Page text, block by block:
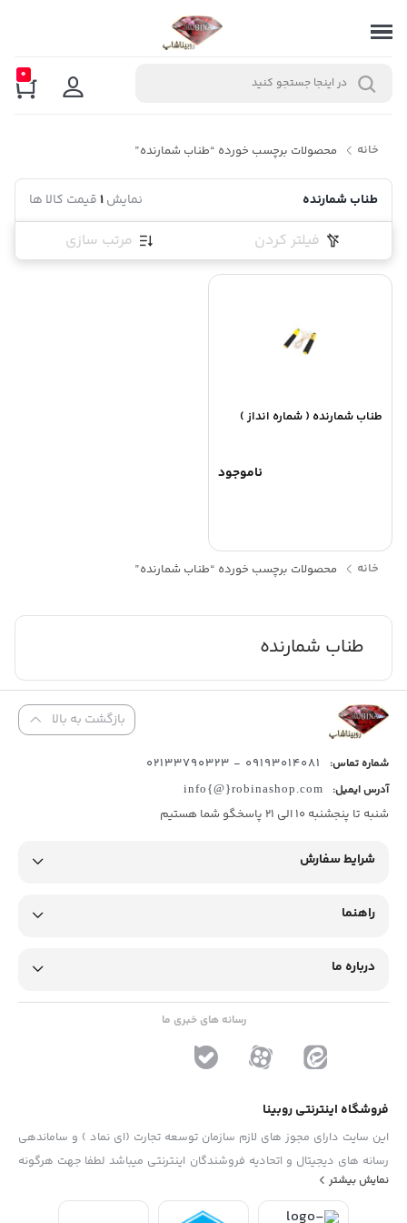
0
خانه محصولات برچسب خورده “طناب شمارنده”
طناب شمارنده نمایش1قیمت کالا ها
فیلتر کردن مرتب سازی
طناب شمارنده ( شماره انداز )
ناموجود
خانه محصولات برچسب خورده “طناب شمارنده”
طناب شمارنده
بازگشت به بالا
شماره تماس: 09193014081 - 02133790323
آدرس ایمیل: info{@}robinashop.com
شنبه تا پنجشنبه 10 الی 21 پاسخگو شما هستیم
شرایط سفارش
راهنما
درباره ما
رسانه های خبری ما
فروشگاه اینترنتی روبینا
این سایت دارای مجوز های لازم سازمان توسعه تجارت (ای نماد ) و ساماندهی
رسانه های دیجیتال و اتحادیه فروشندگان اینترنتی میباشد لطفا جهت هرگونه
پیشنهاد ، انتفاد و یا شکایات از فرم "تماس با ما" استفاده نمایید . تلفن های
نمایش بیشتر